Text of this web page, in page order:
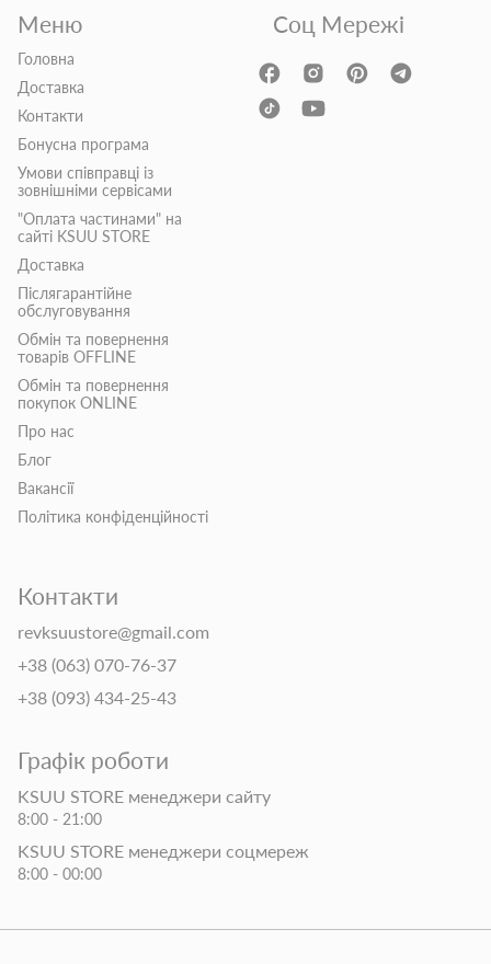
Меню
Головна
Доставка
Контакти
Бонусна програма
Умови співправці із
зовнішніми сервісами
"Оплата частинами" на
сайті KSUU STORE
Доставка
Післягарантійне
обслуговування
Обмін та повернення
товарів OFFLINE
Обмін та повернення
покупок ONLINE
Про нас
Блог
Вакансії
Політика конфіденційності
Контакти
revksuustore@gmail.com
+38 (063) 070-76-37
+38 (093) 434-25-43
Графік роботи
KSUU STORE менеджери сайту
8:00 - 21:00
KSUU STORE менеджери соцмереж
8:00 - 00:00
Соц Мережі